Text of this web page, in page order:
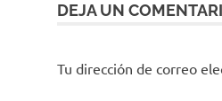
en salud
sector
DEJA UN
Tu dirección de correo